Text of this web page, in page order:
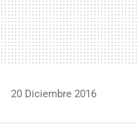
20 Diciembre 2016